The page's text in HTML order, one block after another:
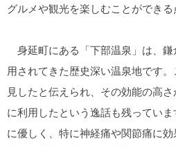
グルメや観光を楽しむことができる
身延町にある「下部温泉」は、
用されてきた歴史深い温泉地です
見したと伝えられ、その効能の高
に利用したという逸話も残ってい
に優しく、特に神経痛や関節痛に効